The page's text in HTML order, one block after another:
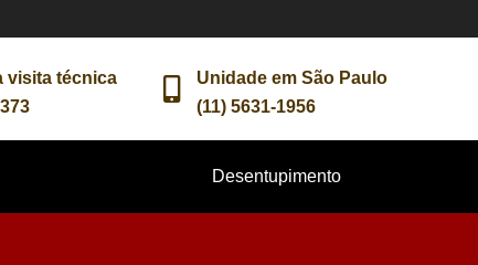
visita técnica
Unidade em São Paulo
(11) 5631-1956
Desentupimento